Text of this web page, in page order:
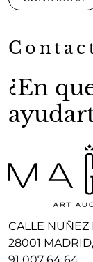
¿En
CALLE NUÑEZ
28001